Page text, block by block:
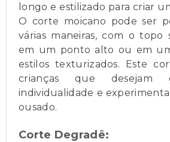
longo e estilizado para criar
O corte moicano pode ser
várias maneiras, com o topo
em um ponto alto ou em
estilos texturizados. Este
crianças que desejam
individualidade e
ousado.
Corte Degradê: